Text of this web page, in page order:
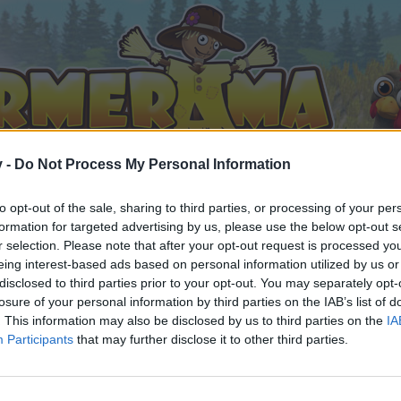
- Do Not Process My Personal Information
opt-out of the sale, sharing to third parties, or processing of your
for targeted advertising by us, please use the below opt-out
selection. Please note that after your opt-out request is processed
interest-based ads based on personal information utilized by us
to third parties prior to your opt-out. You may separately
of your personal information by third parties on the IAB’s list of
This information may also be disclosed by us to third parties on the
Participants that may further disclose it to other third parties.
(4)
gefällt
teilnehmen oder eigene Themen starten möchtest,